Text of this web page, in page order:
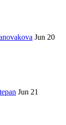
Jun 20
Jun 21